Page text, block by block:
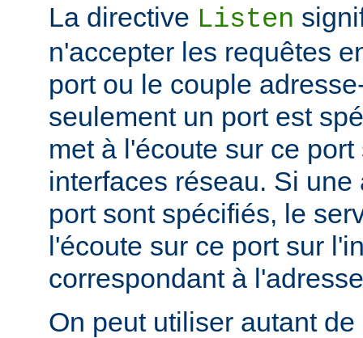
La directive Listen
n'accepter les requêtes
port ou le couple
seulement un port est
met à l'écoute sur ce
interfaces réseau. Si une
port sont spécifiés, le
l'écoute sur ce port sur
correspondant à
On peut utiliser autant